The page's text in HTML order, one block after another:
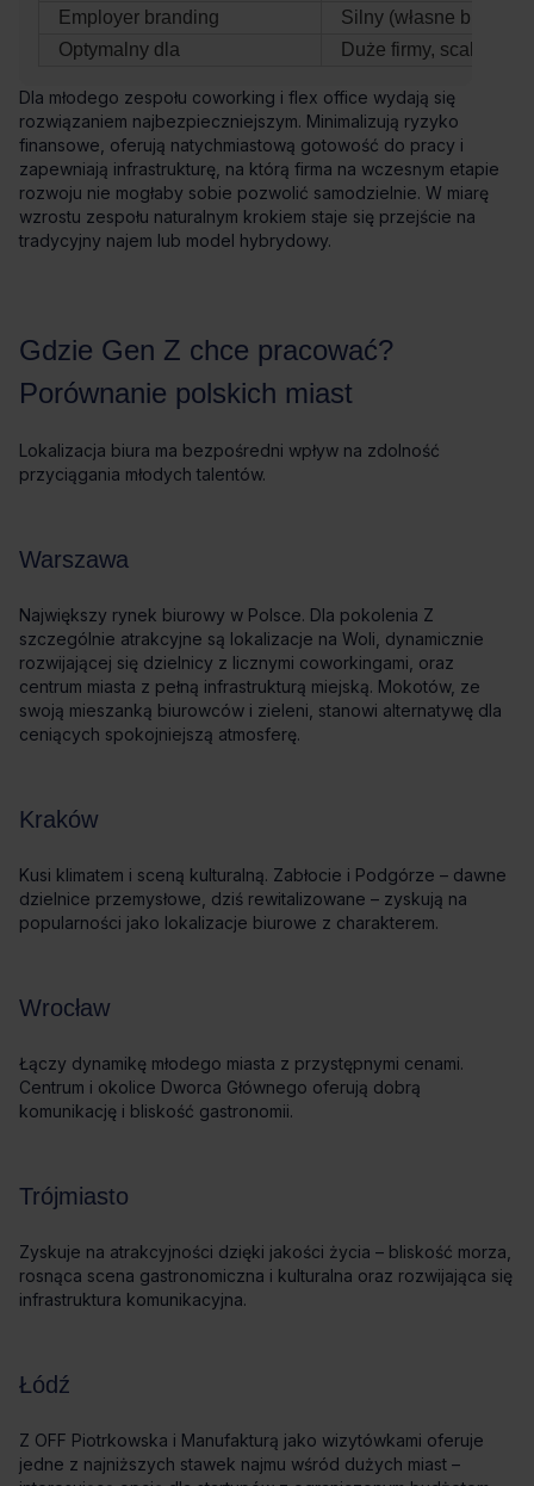
Employer branding
Silny (własne biuro)
Optymalny dla
Duże firmy, scale‑upy